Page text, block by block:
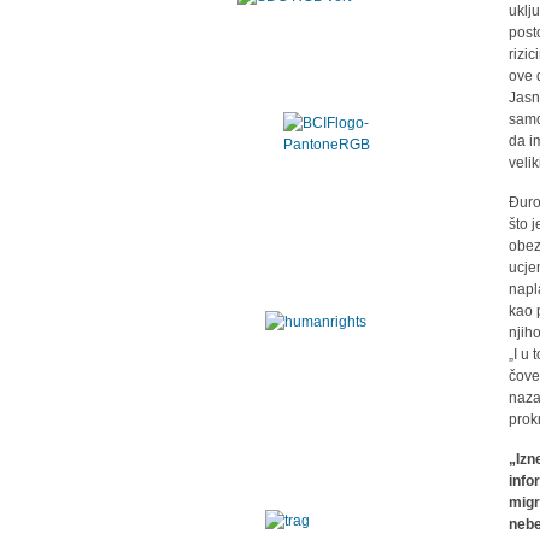
ove
da
što
kao
„I u